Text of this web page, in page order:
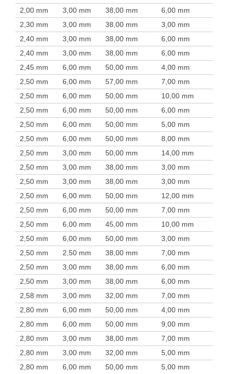
2,00 mm
3,00 mm 38,00 mm 6,00 mm
2,30 mm
3,00 mm 38,00 mm 3,00 mm
2,40 mm
3,00 mm 38,00 mm 6,00 mm
2,40 mm
3,00 mm 38,00 mm 6,00 mm
2,45 mm
6,00 mm 50,00 mm 4,00 mm
2,50 mm
6,00 mm 57,00 mm 7,00 mm
2,50 mm
6,00 mm 50,00 mm 10,00 mm
2,50 mm
6,00 mm 50,00 mm 6,00 mm
2,50 mm
6,00 mm 50,00 mm 5,00 mm
2,50 mm
6,00 mm 50,00 mm 8,00 mm
2,50 mm
3,00 mm 50,00 mm 14,00 mm
2,50 mm
3,00 mm 38,00 mm 3,00 mm
2,50 mm
3,00 mm 38,00 mm 3,00 mm
2,50 mm
6,00 mm 50,00 mm 12,00 mm
2,50 mm
6,00 mm 50,00 mm 7,00 mm
2,50 mm
6,00 mm 45,00 mm 10,00 mm
2,50 mm
6,00 mm 50,00 mm 3,00 mm
2,50 mm
2,50 mm 38,00 mm 7,00 mm
2,50 mm
3,00 mm 38,00 mm 6,00 mm
2,50 mm
3,00 mm 38,00 mm 6,00 mm
2,58 mm
3,00 mm 32,00 mm 7,00 mm
2,80 mm
6,00 mm 50,00 mm 4,00 mm
2,80 mm
6,00 mm 50,00 mm 9,00 mm
2,80 mm
3,00 mm 38,00 mm 7,00 mm
2,80 mm
3,00 mm 32,00 mm 5,00 mm
2,80 mm
6,00 mm 50,00 mm 5,00 mm